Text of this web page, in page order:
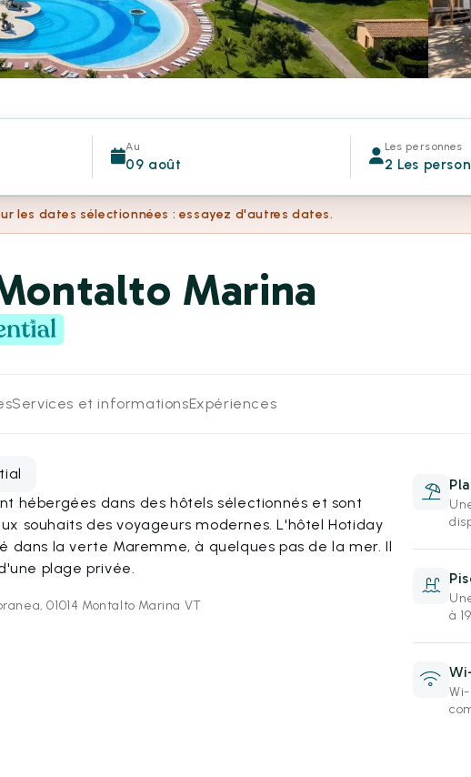
Au
09 août
Les personnes
2 Les
les dates sélectionnées : essayez d'autres dates.
Marina
Services et informationsExpériences
hébergées dans des hôtels sélectionnés et sont
souhaits des voyageurs modernes. L'hôtel Hotiday
dans la verte Maremme, à quelques pas de la mer. Il
plage privée.
01014 Montalto Marina VT
à